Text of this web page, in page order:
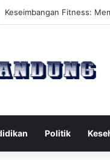
Manfaat Pilates Reformer
Politik